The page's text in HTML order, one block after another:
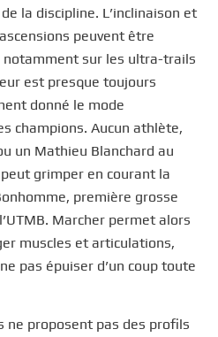
la discipline. L’inclinaison et
peuvent être
sur les ultra-trails
est presque toujours
donné le mode
champions. Aucun athlète,
un Mathieu Blanchard au
grimper en courant la
première grosse
Marcher permet alors
muscles et articulations,
pas épuiser d’un coup toute
ne proposent pas des profils